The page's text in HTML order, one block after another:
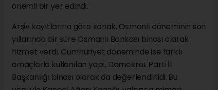
önemli bir yer edindi.
Arşiv kayıtlarına göre konak, Osmanlı döneminin son
yıllarında bir süre Osmanlı Bankası binası olarak
hizmet verdi. Cumhuriyet döneminde ise farklı
amaçlarla kullanılan yapı, Demokrat Parti İl
Başkanlığı binası olarak da değerlendirildi. Bu